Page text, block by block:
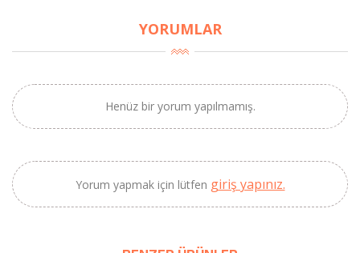
YORUMLAR
Henüz bir yorum yapılmamış.
Yorum yapmak için lütfen giriş yapınız.
2690,00 TL
2071,30 TL
Kaan Olgun Hasat
Naturel Sızma
Sıkım) - Bilgem
Zeytincilik